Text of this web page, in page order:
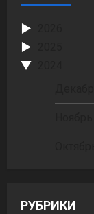
РУБРИКИ